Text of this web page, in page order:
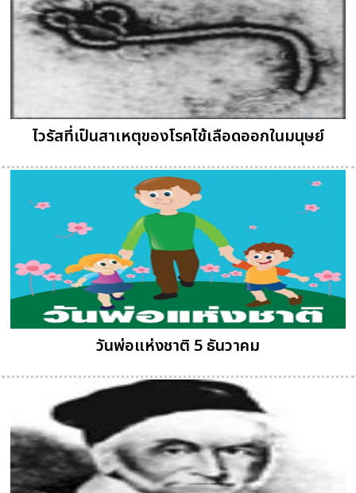
ไวรัสที่เป็นสาเหตุของโรคไข้เลือดออกในมนุษย์
วันพ่อแห่งชาติ 5 ธันวาคม